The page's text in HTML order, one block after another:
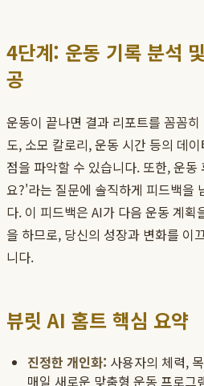
4단계: 운동 기록 분석
공
운동이 끝나면 결과 리포트를 꼼꼼
도, 소모 칼로리, 운동 시간 등의 데
점을 파악할 수 있습니다. 또한, 운
요?'라는 질문에 솔직하게 피드백을
다. 이 피드백은 AI가 다음 운동 계획
을 하므로, 당신의 성장과 변화를 이
니다.
뷰릿 AI 홈트 핵심 요약
진정한 개인화: 사용자의 체력,
매일 새로운 맞춤형 운동 프로그